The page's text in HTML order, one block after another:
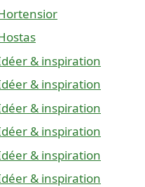
& inspiration
& inspiration
& inspiration
& inspiration
& inspiration
& inspiration